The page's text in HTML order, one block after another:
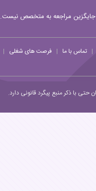
مراجعه به متخصص نیست.
| تماس با ما | فرصت های شغلی |
با ذکر منبع پیگرد قانونی دارد.